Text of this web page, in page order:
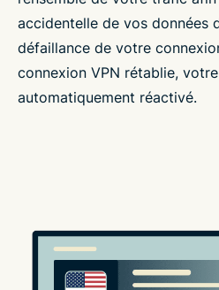
accidentelle de vos données
défaillance de votre
connexion VPN rétablie,
automatiquement réactivé.